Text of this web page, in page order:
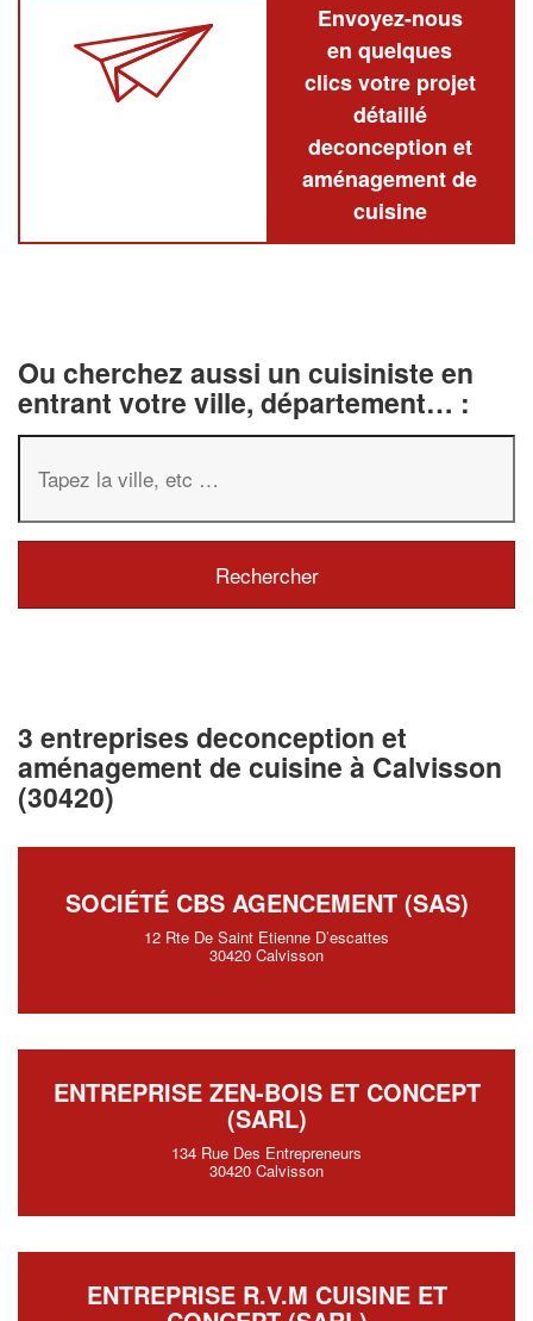
Envoyez-nous
en quelques
clics votre projet
détaillé
deconception et
aménagement de
cuisine
Ou cherchez aussi un cuisiniste en
entrant votre ville, département… :
3 entreprises deconception et
aménagement de cuisine à Calvisson
(30420)
SOCIÉTÉ CBS AGENCEMENT (SAS)
12 Rte De Saint Etienne D’escattes
30420 Calvisson
ENTREPRISE ZEN-BOIS ET CONCEPT
(SARL)
134 Rue Des Entrepreneurs
30420 Calvisson
ENTREPRISE R.V.M CUISINE ET